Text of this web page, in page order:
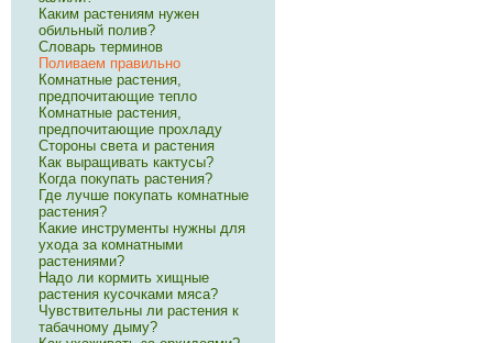
Каким растениям нужен
обильный полив?
Словарь терминов
Поливаем правильно
Комнатные растения,
предпочитающие тепло
Комнатные растения,
предпочитающие прохладу
Стороны света и растения
Как выращивать кактусы?
Когда покупать растения?
Где лучше покупать комнатные
растения?
Какие инструменты нужны для
ухода за комнатными
растениями?
Надо ли кормить хищные
растения кусочками мяса?
Чувствительны ли растения к
табачному дыму?